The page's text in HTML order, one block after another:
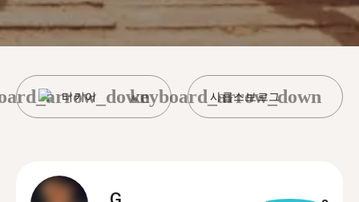
터키어 사릅스보르그
keyboard_arrow_down